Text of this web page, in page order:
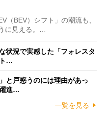
BEV）シフト」の潮流も、
に見える。…
状況で実感した「フォレスタ
…
と戸惑うのには理由があっ
進…
一覧を見る